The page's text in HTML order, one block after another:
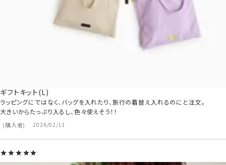
ギフトキット(L)
購入者 2026/02/11
ラッピングにではなく、バッグを入れたり、旅行の着替え入れるのにと注文。
大きいからたっぷり入るし、色々使えそう！！